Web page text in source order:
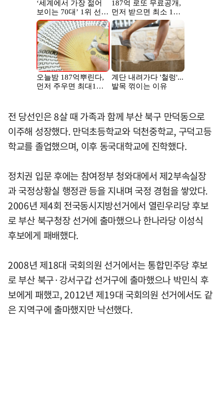
전 당선인은 8살 때 가족과 함께 부산 북구 만덕동으로
이주해 성장했다. 만덕초등학교와 덕천중학교, 구덕고등
학교를 졸업했으며, 이후 동국대학교에 진학했다.
정치권 입문 후에는 참여정부 청와대에서 제2부속실장
과 국정상황실 행정관 등을 지내며 국정 경험을 쌓았다.
2006년 제4회 전국동시지방선거에서 열린우리당 후보
로 부산 북구청장 선거에 출마했으나 한나라당 이성식
후보에게 패배했다.
2008년 제18대 국회의원 선거에서는 통합민주당 후보
로 부산 북구·강서구갑 선거구에 출마했으나 박민식 후
보에게 패했고, 2012년 제19대 국회의원 선거에서도 같
은 지역구에 출마했지만 낙선했다.